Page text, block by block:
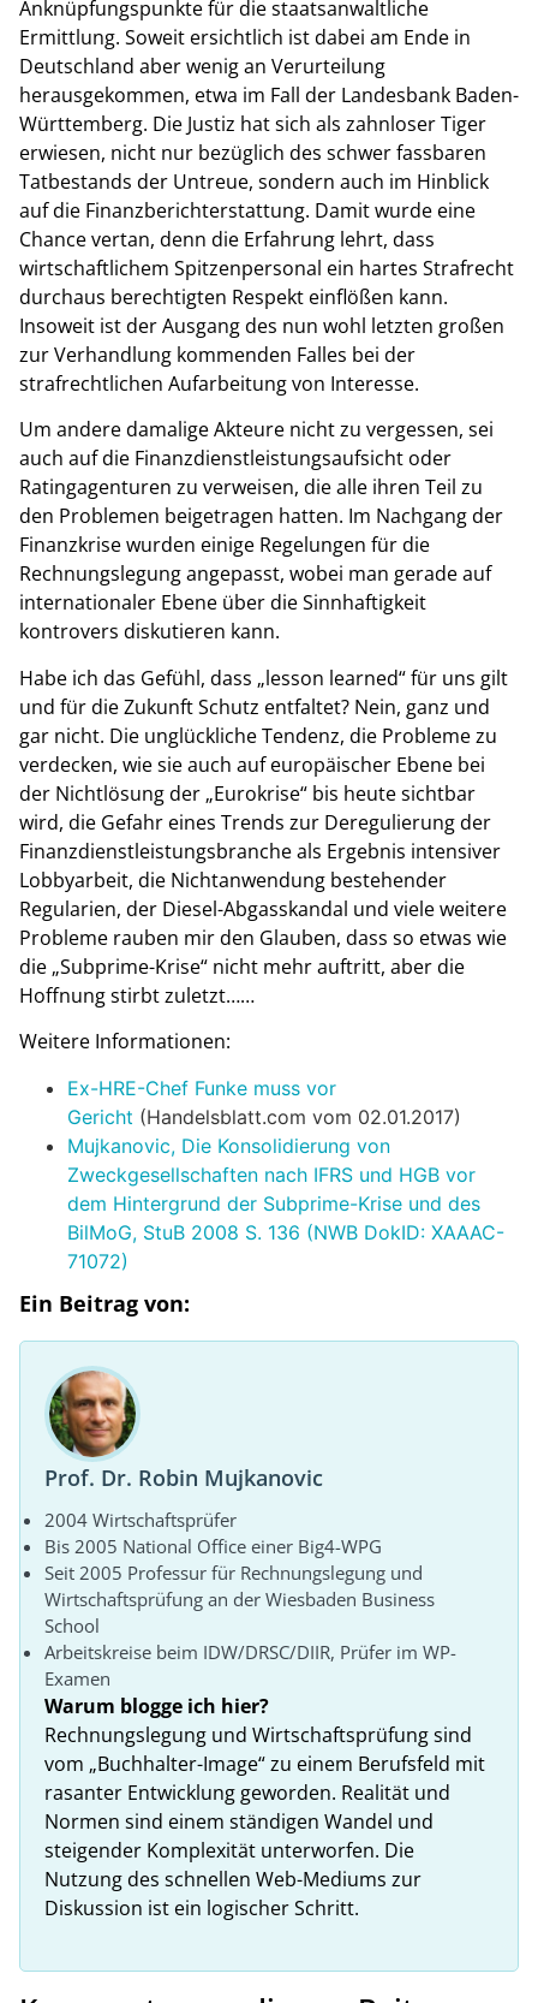
Anknüpfungspunkte für die staatsanwaltliche
Ermittlung. Soweit ersichtlich ist dabei am Ende in
Deutschland aber wenig an Verurteilung
herausgekommen, etwa im Fall der Landesbank Baden-
Württemberg. Die Justiz hat sich als zahnloser Tiger
erwiesen, nicht nur bezüglich des schwer fassbaren
Tatbestands der Untreue, sondern auch im Hinblick
auf die Finanzberichterstattung. Damit wurde eine
Chance vertan, denn die Erfahrung lehrt, dass
wirtschaftlichem Spitzenpersonal ein hartes Strafrecht
durchaus berechtigten Respekt einflößen kann.
Insoweit ist der Ausgang des nun wohl letzten großen
zur Verhandlung kommenden Falles bei der
strafrechtlichen Aufarbeitung von Interesse.
Um andere damalige Akteure nicht zu vergessen, sei
auch auf die Finanzdienstleistungsaufsicht oder
Ratingagenturen zu verweisen, die alle ihren Teil zu
den Problemen beigetragen hatten. Im Nachgang der
Finanzkrise wurden einige Regelungen für die
Rechnungslegung angepasst, wobei man gerade auf
internationaler Ebene über die Sinnhaftigkeit
kontrovers diskutieren kann.
Habe ich das Gefühl, dass „lesson learned“ für uns gilt
und für die Zukunft Schutz entfaltet? Nein, ganz und
gar nicht. Die unglückliche Tendenz, die Probleme zu
verdecken, wie sie auch auf europäischer Ebene bei
der Nichtlösung der „Eurokrise“ bis heute sichtbar
wird, die Gefahr eines Trends zur Deregulierung der
Finanzdienstleistungsbranche als Ergebnis intensiver
Lobbyarbeit, die Nichtanwendung bestehender
Regularien, der Diesel-Abgasskandal und viele weitere
Probleme rauben mir den Glauben, dass so etwas wie
die „Subprime-Krise“ nicht mehr auftritt, aber die
Hoffnung stirbt zuletzt……
Weitere Informationen:
Ex-HRE-Chef Funke muss vor
Gericht (Handelsblatt.com vom 02.01.2017)
Mujkanovic, Die Konsolidierung von
Zweckgesellschaften nach IFRS und HGB vor
dem Hintergrund der Subprime-Krise und des
BilMoG, StuB 2008 S. 136 (NWB DokID: XAAAC-
71072)
Ein Beitrag von:
Prof. Dr. Robin Mujkanovic
2004 Wirtschaftsprüfer
Bis 2005 National Office einer Big4-WPG
Seit 2005 Professur für Rechnungslegung und
Wirtschaftsprüfung an der Wiesbaden Business
School
Arbeitskreise beim IDW/DRSC/DIIR, Prüfer im WP-
Examen
Warum blogge ich hier?
Rechnungslegung und Wirtschaftsprüfung sind
vom „Buchhalter-Image“ zu einem Berufsfeld mit
rasanter Entwicklung geworden. Realität und
Normen sind einem ständigen Wandel und
steigender Komplexität unterworfen. Die
Nutzung des schnellen Web-Mediums zur
Diskussion ist ein logischer Schritt.